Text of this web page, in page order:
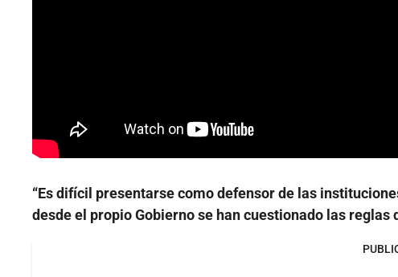
“Es difícil presentarse como defensor de las
desde el propio Gobierno se han cuestionado las reglas